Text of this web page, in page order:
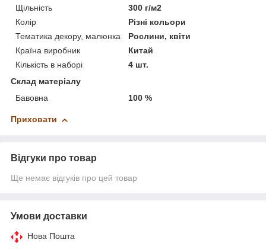
Щільність
300 г/м2
Колір
Різні кольори
Тематика декору, малюнка
Рослини, квіти
Країна виробник
Китай
Кількість в наборі
4 шт.
Склад матеріалу
Бавовна
100 %
Приховати
Відгуки про товар
Ще немає відгуків про цей товар
Умови доставки
Нова Пошта